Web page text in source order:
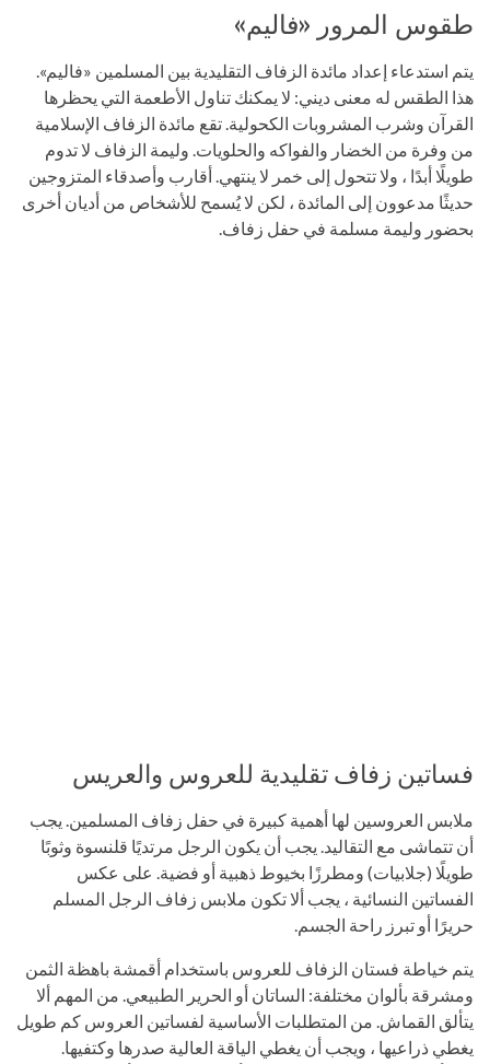
طقوس المرور «فاليم»
يتم استدعاء إعداد مائدة الزفاف التقليدية بين المسلمين «فاليم».
هذا الطقس له معنى ديني: لا يمكنك تناول الأطعمة التي يحظرها
القرآن وشرب المشروبات الكحولية. تقع مائدة الزفاف الإسلامية
من وفرة من الخضار والفواكه والحلويات. وليمة الزفاف لا تدوم
طويلًا أبدًا ، ولا تتحول إلى خمر لا ينتهي. أقارب وأصدقاء المتزوجين
حديثًا مدعوون إلى المائدة ، لكن لا يُسمح للأشخاص من أديان أخرى
بحضور وليمة مسلمة في حفل زفاف.
فساتين زفاف تقليدية للعروس والعريس
ملابس العروسين لها أهمية كبيرة في حفل زفاف المسلمين. يجب
أن تتماشى مع التقاليد. يجب أن يكون الرجل مرتديًا قلنسوة وثوبًا
طويلًا (جلابيات) ومطرزًا بخيوط ذهبية أو فضية. على عكس
الفساتين النسائية ، يجب ألا تكون ملابس زفاف الرجل المسلم
حريرًا أو تبرز راحة الجسم.
يتم خياطة فستان الزفاف للعروس باستخدام أقمشة باهظة الثمن
ومشرقة بألوان مختلفة: الساتان أو الحرير الطبيعي. من المهم ألا
يتألق القماش. من المتطلبات الأساسية لفساتين العروس كم طويل
يغطي ذراعيها ، ويجب أن يغطي الياقة العالية صدرها وكتفيها.